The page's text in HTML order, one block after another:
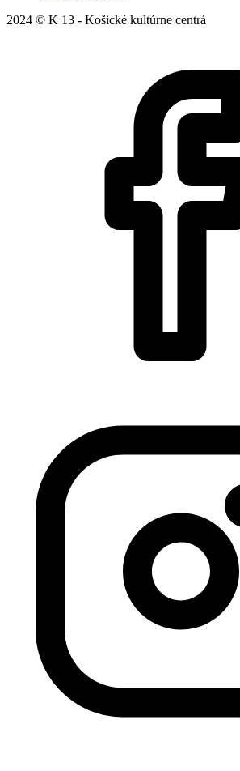
2024 © K 13 - Košické kultúrne centrá